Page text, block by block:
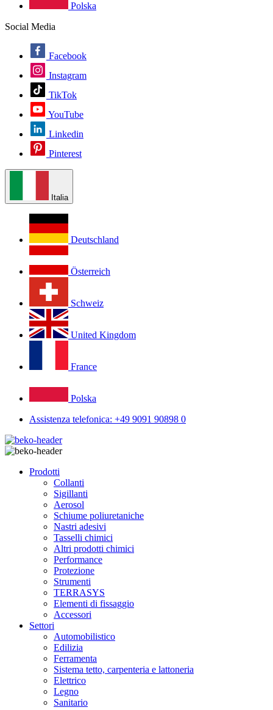
Polska
Social Media
Facebook
Instagram
TikTok
YouTube
Linkedin
Pinterest
Italia
Deutschland
Österreich
Schweiz
United Kingdom
France
Polska
Assistenza telefonica: +49 9091 90898 0
Prodotti
Collanti
Sigillanti
Aerosol
Schiume poliuretaniche
Nastri adesivi
Tasselli chimici
Altri prodotti chimici
Performance
Protezione
Strumenti
TERRASYS
Elementi di fissaggio
Accessori
Settori
Automobilistico
Edilizia
Ferramenta
Sistema tetto, carpenteria e lattoneria
Elettrico
Legno
Sanitario